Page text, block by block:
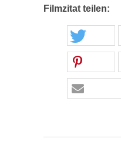
Filmzitat teilen: